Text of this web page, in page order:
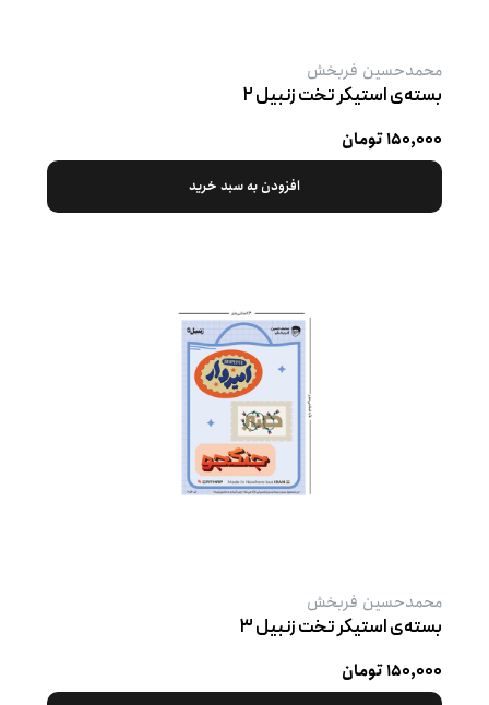
محمدحسین فربخش
بسته‌ی استیکر تخت زنبیل ۲
۱۵۰,۰۰۰ تومان
افزودن به سبد خرید
محمدحسین فربخش
بسته‌ی استیکر تخت زنبیل ۳
۱۵۰,۰۰۰ تومان